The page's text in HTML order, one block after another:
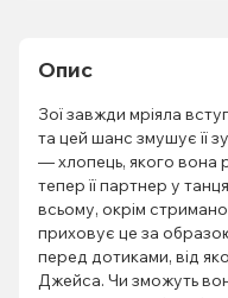
Опис
Зої завжди мріяла
та цей шанс змушує її
— хлопець, якого вона
тепер її партнер у
всьому, окрім
приховує це за
перед дотиками, від
Джейса. Чи зможуть